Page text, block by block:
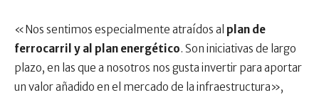
«Nos sentimos especialmente atraídos al plan de
ferrocarril y al plan energético. Son iniciativas de largo
plazo, en las que a nosotros nos gusta invertir para aportar
un valor añadido en el mercado de la infraestructura»,